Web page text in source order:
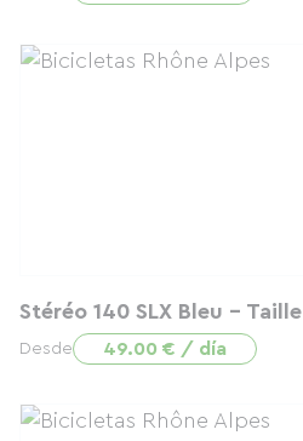
Stéréo 140 SLX Bleu -
Desde 49.00 € / día